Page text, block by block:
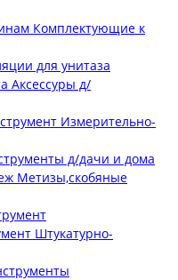
Комплектующие к
для унитаза
Аксессуры д/
Измерительно-
д/дачи и дома
Метизы,скобяные
Штукатурно-